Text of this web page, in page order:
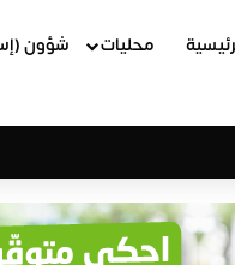
محليات شؤون